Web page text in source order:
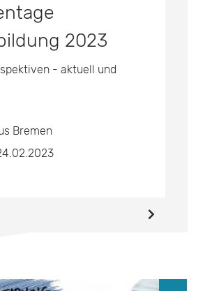
2023
- aktuell und
Bremen